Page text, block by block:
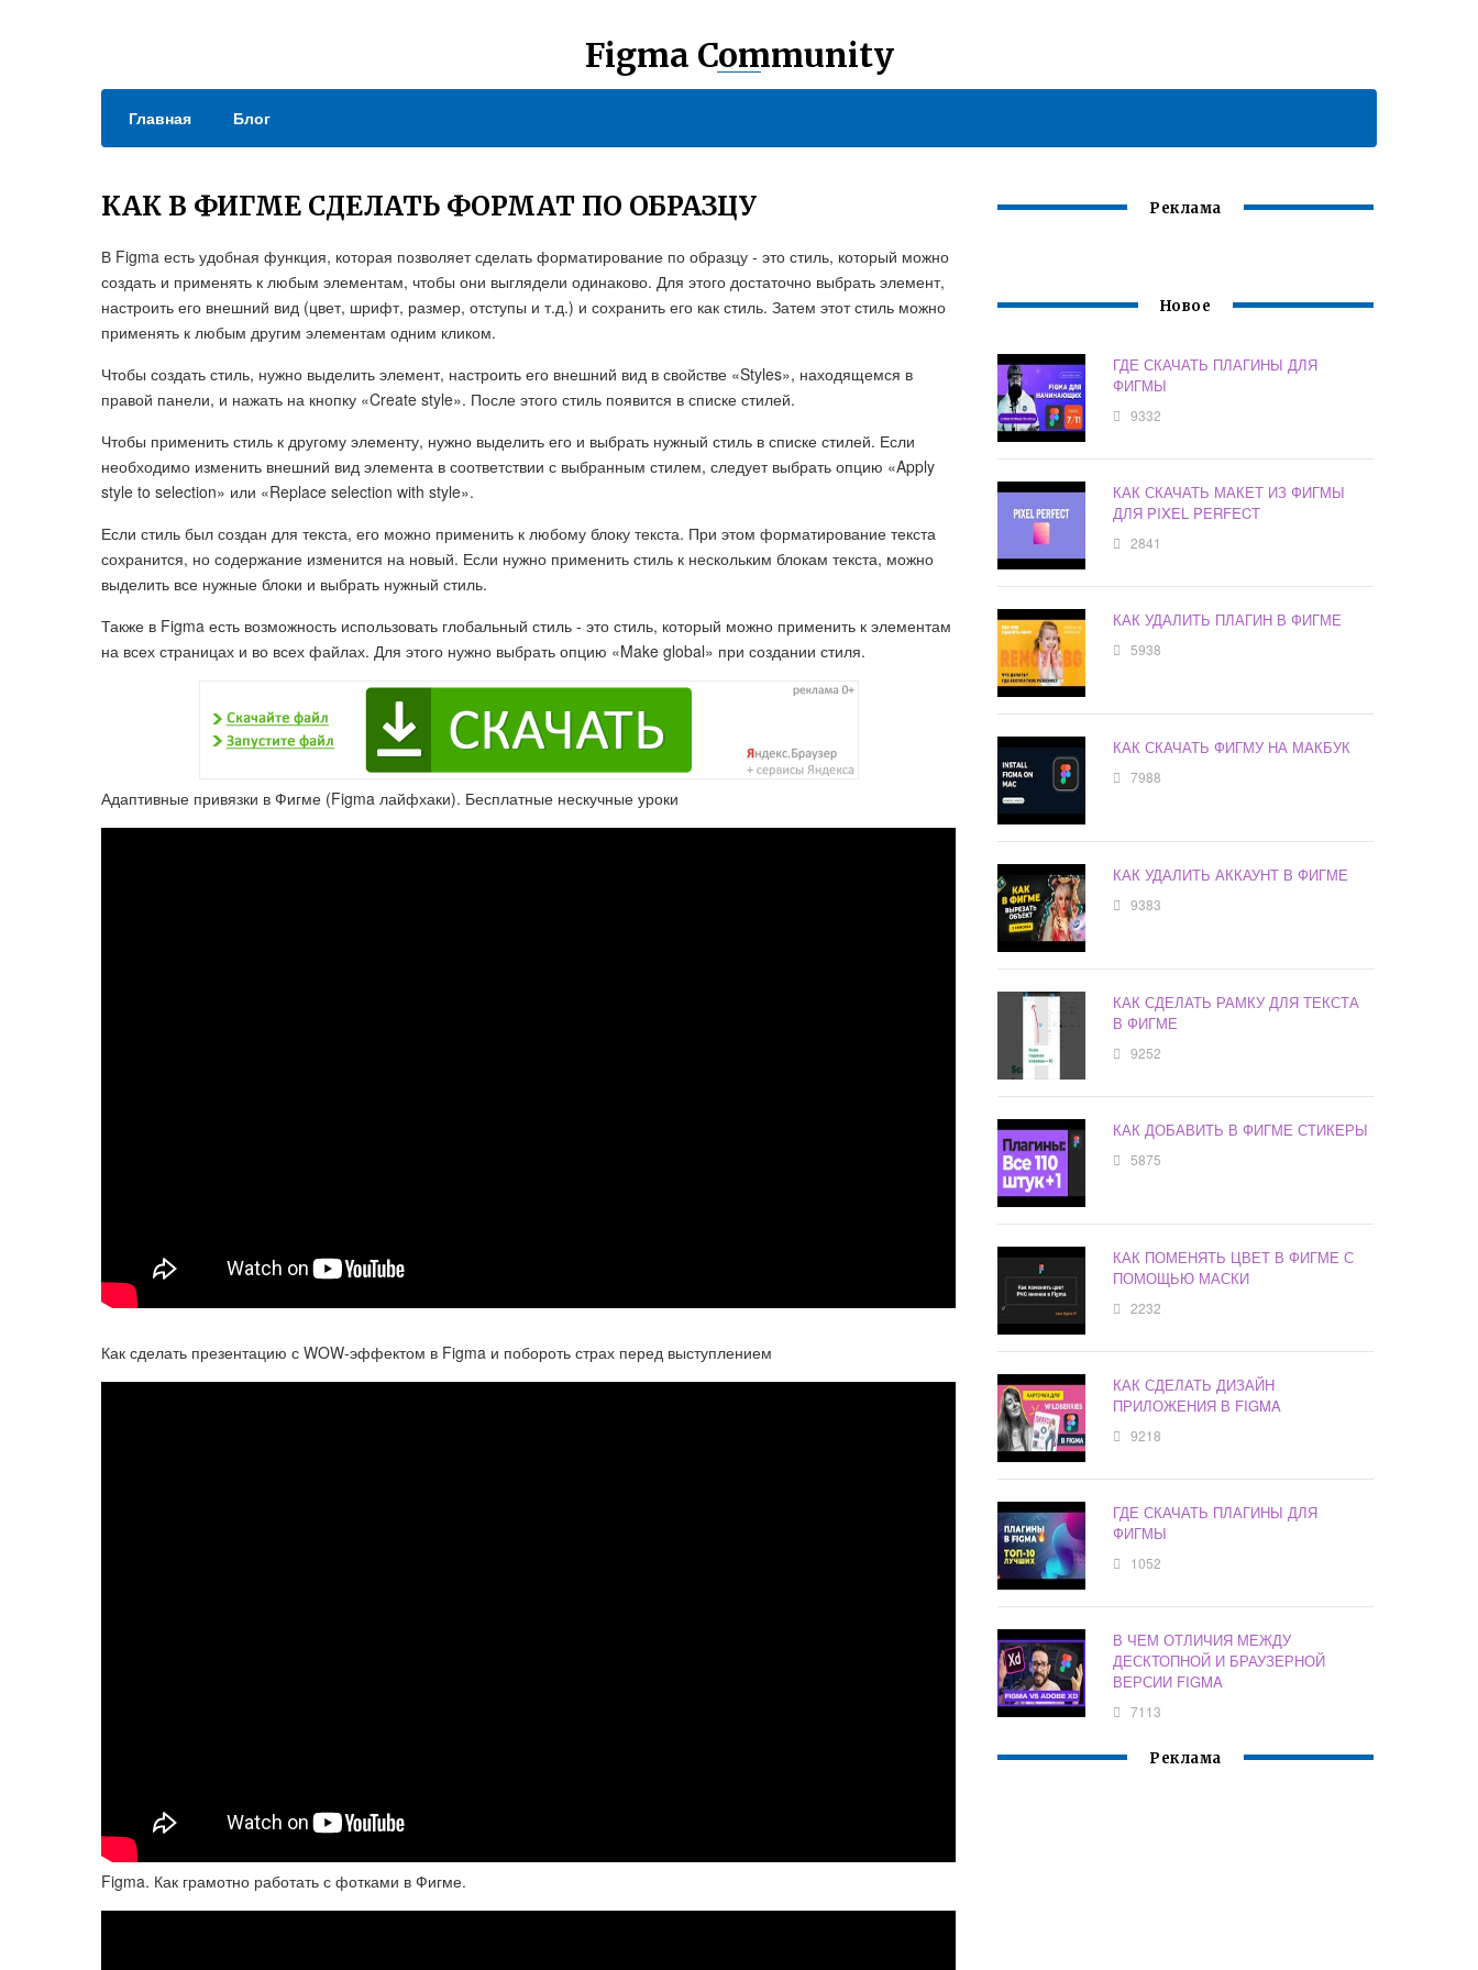
Figma Community
Главная Блог
КАК В ФИГМЕ СДЕЛАТЬ ФОРМАТ ПО ОБРАЗЦУ
В Figma есть удобная функция, которая позволяет сделать форматирование по образцу - это стиль, который можно
создать и применять к любым элементам, чтобы они выглядели одинаково. Для этого достаточно выбрать элемент,
настроить его внешний вид (цвет, шрифт, размер, отступы и т.д.) и сохранить его как стиль. Затем этот стиль можно
применять к любым другим элементам одним кликом.
Чтобы создать стиль, нужно выделить элемент, настроить его внешний вид в свойстве «Styles», находящемся в
правой панели, и нажать на кнопку «Create style». После этого стиль появится в списке стилей.
Чтобы применить стиль к другому элементу, нужно выделить его и выбрать нужный стиль в списке стилей. Если
необходимо изменить внешний вид элемента в соответствии с выбранным стилем, следует выбрать опцию «Apply
style to selection» или «Replace selection with style».
Если стиль был создан для текста, его можно применить к любому блоку текста. При этом форматирование текста
сохранится, но содержание изменится на новый. Если нужно применить стиль к нескольким блокам текста, можно
выделить все нужные блоки и выбрать нужный стиль.
Также в Figma есть возможность использовать глобальный стиль - это стиль, который можно применить к элементам
на всех страницах и во всех файлах. Для этого нужно выбрать опцию «Make global» при создании стиля.
Адаптивные привязки в Фигме (Figma лайфхаки). Бесплатные нескучные уроки
Как сделать презентацию с WOW-эффектом в Figma и побороть страх перед выступлением
Figma. Как грамотно работать с фотками в Фигме.
Реклама
Новое
ГДЕ СКАЧАТЬ ПЛАГИНЫ ДЛЯ
ФИГМЫ
9332
КАК СКАЧАТЬ МАКЕТ ИЗ ФИГМЫ
ДЛЯ PIXEL PERFECT
2841
КАК УДАЛИТЬ ПЛАГИН В ФИГМЕ
5938
КАК СКАЧАТЬ ФИГМУ НА МАКБУК
7988
КАК УДАЛИТЬ АККАУНТ В ФИГМЕ
9383
КАК СДЕЛАТЬ РАМКУ ДЛЯ ТЕКСТА
В ФИГМЕ
9252
КАК ДОБАВИТЬ В ФИГМЕ СТИКЕРЫ
5875
КАК ПОМЕНЯТЬ ЦВЕТ В ФИГМЕ С
ПОМОЩЬЮ МАСКИ
2232
КАК СДЕЛАТЬ ДИЗАЙН
ПРИЛОЖЕНИЯ В FIGMA
9218
ГДЕ СКАЧАТЬ ПЛАГИНЫ ДЛЯ
ФИГМЫ
1052
В ЧЕМ ОТЛИЧИЯ МЕЖДУ
ДЕСКТОПНОЙ И БРАУЗЕРНОЙ
ВЕРСИИ FIGMA
7113
Реклама